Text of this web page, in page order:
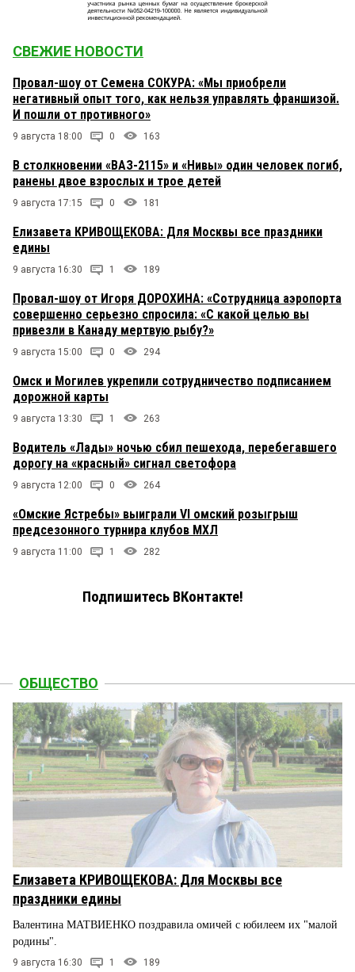
СВЕЖИЕ НОВОСТИ
Провал-шоу от Семена СОКУРА: «Мы приобрели
негативный опыт того, как нельзя управлять франшизой.
И пошли от противного»
9 августа 18:00 0 163
В столкновении «ВАЗ-2115» и «Нивы» один человек погиб,
ранены двое взрослых и трое детей
9 августа 17:15 0 181
Елизавета КРИВОЩЕКОВА: Для Москвы все праздники
едины
9 августа 16:30 1 189
Провал-шоу от Игоря ДОРОХИНА: «Сотрудница аэропорта
совершенно серьезно спросила: «С какой целью вы
привезли в Канаду мертвую рыбу?»
9 августа 15:00 0 294
Омск и Могилев укрепили сотрудничество подписанием
дорожной карты
9 августа 13:30 1 263
Водитель «Лады» ночью сбил пешехода, перебегавшего
дорогу на «красный» сигнал светофора
9 августа 12:00 0 264
«Омские Ястребы» выиграли VI омский розыгрыш
предсезонного турнира клубов МХЛ
9 августа 11:00 1 282
Подпишитесь ВКонтакте!
ОБЩЕСТВО
Елизавета КРИВОЩЕКОВА: Для Москвы все
праздники едины
Валентина МАТВИЕНКО поздравила омичей с юбилеем их "малой
родины".
9 августа 16:30 1 189